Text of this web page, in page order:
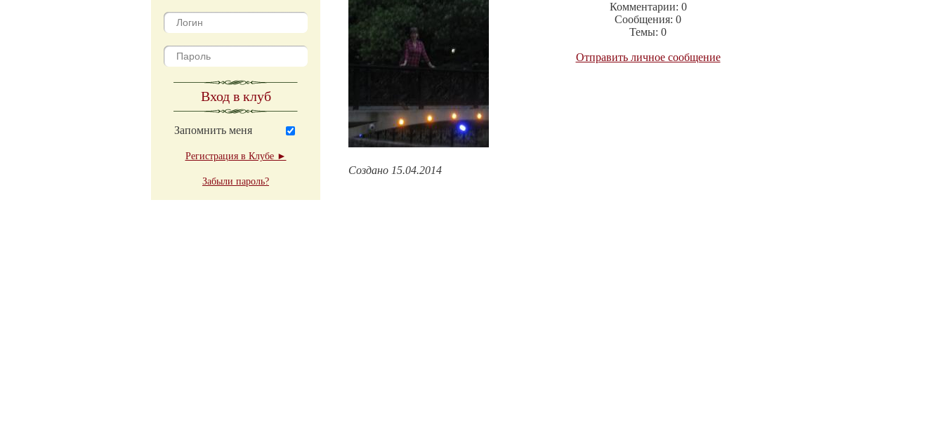
Вход в клуб
Запомнить меня
Регистрация в Клубе ►
Забыли пароль?
Комментарии: 0
Сообщения: 0
Темы: 0
Отправить личное сообщение
Создано 15.04.2014